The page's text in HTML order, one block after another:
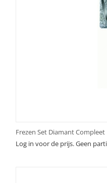
Frezen Set Diamant Compleet
Log in voor de prijs. Geen